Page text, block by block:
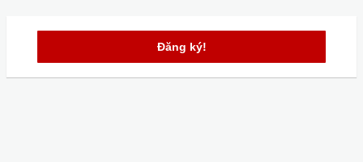
Đăng ký!